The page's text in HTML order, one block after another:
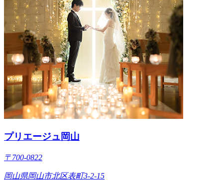
プリエージュ岡山
〒700-0822
岡山県岡山市北区表町3-2-15